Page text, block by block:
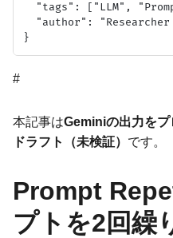
"tags": ["LLM",
"author": "Researcher
#
本記事はGeminiの出力を
ドラフト（未検証） です。
Prompt
プトを2回繰